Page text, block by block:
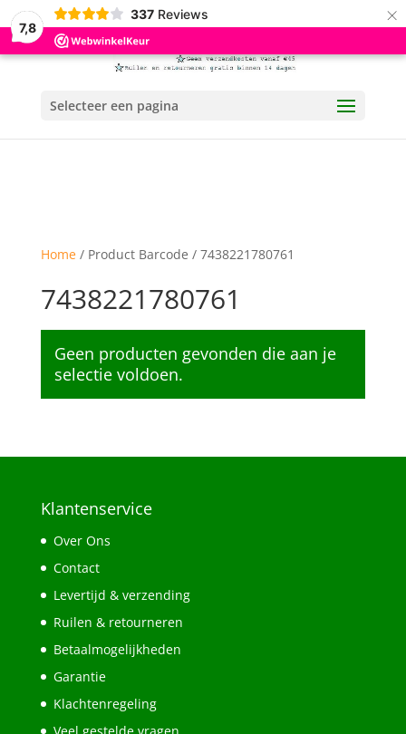
7,8
337 Reviews ×
Selecteer een pagina
Home/ Product Barcode / 7438221780761
7438221780761
Geen producten gevonden die aan je
selectie voldoen.
Klantenservice
Over Ons
Contact
Levertijd & verzending
Ruilen & retourneren
Betaalmogelijkheden
Garantie
Klachtenregeling